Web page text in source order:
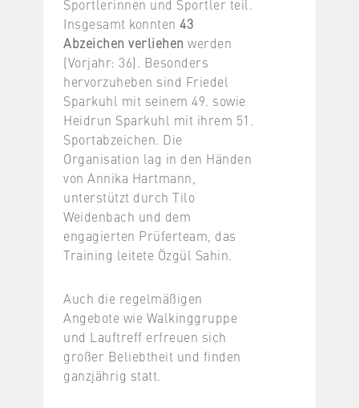
Sportlerinnen und Sportler teil.
Insgesamt konnten 43
Abzeichen verliehen werden
(Vorjahr: 36). Besonders
hervorzuheben sind Friedel
Sparkuhl mit seinem 49. sowie
Heidrun Sparkuhl mit ihrem 51.
Sportabzeichen. Die
Organisation lag in den Händen
von Annika Hartmann,
unterstützt durch Tilo
Weidenbach und dem
engagierten Prüferteam, das
Training leitete Özgül Sahin.
Auch die regelmäßigen
Angebote wie Walkinggruppe
und Lauftreff erfreuen sich
großer Beliebtheit und finden
ganzjährig statt.